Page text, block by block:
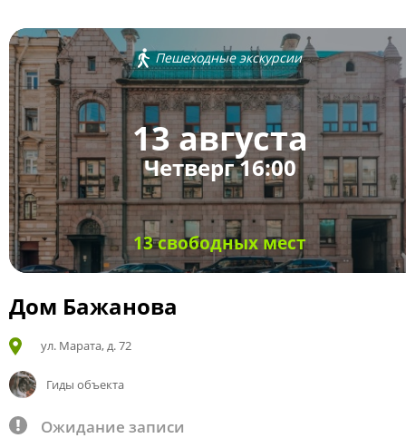
Пешеходные экскурсии
13 августа
Четверг 16:00
13 свободных мест
Дом Бажанова
ул. Марата, д. 72
Гиды объекта
Ожидание записи